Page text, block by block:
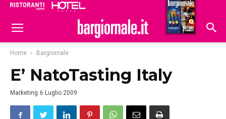
Hoteldomani
Home Bargiornale
E’ NatoTasting Italy
Marketing 6 Luglio 2009